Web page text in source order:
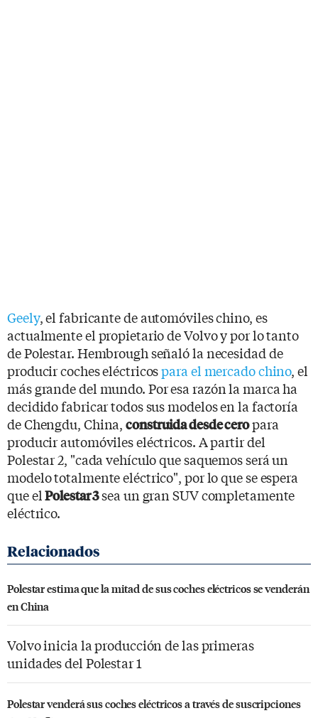
Geely, el fabricante de automóviles chino, es
actualmente el propietario de Volvo y por lo tanto
de Polestar. Hembrough señaló la necesidad de
producir coches eléctricospara el mercado chino, el
más grande del mundo. Por esa razón la marca ha
decidido fabricar todos sus modelos en la factoría
de Chengdu, China,construida desde ceropara
producir automóviles eléctricos. A partir del
Polestar 2, "cada vehículo que saquemos será un
modelo totalmente eléctrico", por lo que se espera
que elPolestar 3sea un gran SUV completamente
eléctrico.
Polestar estima que la mitad de sus coches eléctricos se venderán
en China
Volvo inicia la producción de las primeras
unidades del Polestar 1
Polestar venderá sus coches eléctricos a través de suscripciones